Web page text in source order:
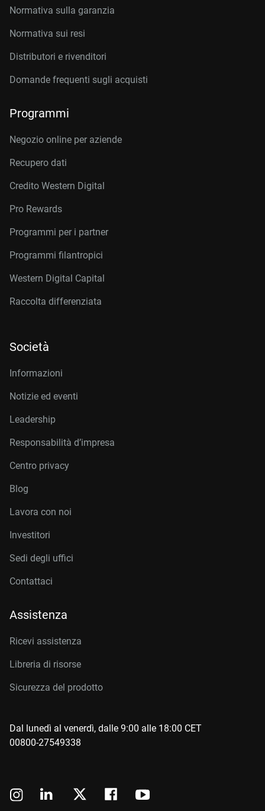
Normativa sulla garanzia
Normativa sui resi
Distributori e rivenditori
Domande frequenti sugli acquisti
Programmi
Negozio online per aziende
Recupero dati
Credito Western Digital
Pro Rewards
Programmi per i partner
Programmi filantropici
Western Digital Capital
Raccolta differenziata
Società
Informazioni
Notizie ed eventi
Leadership
Responsabilità d’impresa
Centro privacy
Blog
Lavora con noi
Investitori
Sedi degli uffici
Contattaci
Assistenza
Ricevi assistenza
Libreria di risorse
Sicurezza del prodotto
Dal lunedì al venerdì, dalle 9:00 alle 18:00 CET
00800-27549338